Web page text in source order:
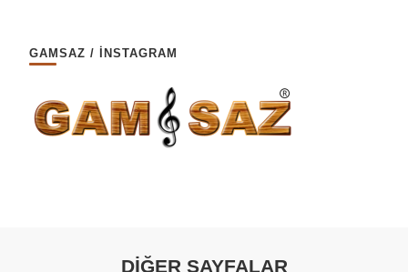
GAMSAZ / İNSTAGRAM
DİĞER SAYFALAR